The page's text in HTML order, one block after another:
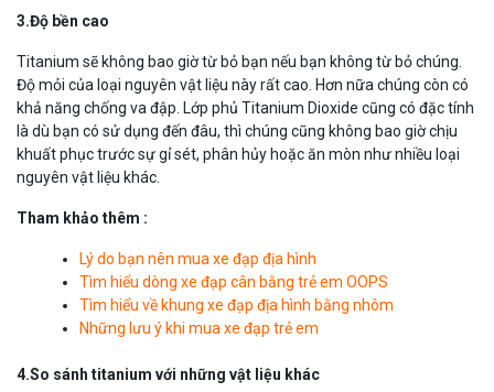
3.Độ bền cao
Titanium sẽ không bao giờ từ bỏ bạn nếu bạn không từ bỏ chúng.
Độ mỏi của loại nguyên vật liệu này rất cao. Hơn nữa chúng còn có
khả năng chống va đập. Lớp phủ Titanium Dioxide cũng có đặc tính
là dù bạn có sử dụng đến đâu, thì chúng cũng không bao giờ chịu
khuất phục trước sự gỉ sét, phân hủy hoặc ăn mòn như nhiều loại
nguyên vật liệu khác.
Tham khảo thêm :
Lý do bạn nên mua xe đạp địa hình
Tìm hiểu dòng xe đạp cân bằng trẻ em OOPS
Tìm hiểu về khung xe đạp địa hình bằng nhôm
Những lưu ý khi mua xe đạp trẻ em
4.So sánh titanium với những vật liệu khác